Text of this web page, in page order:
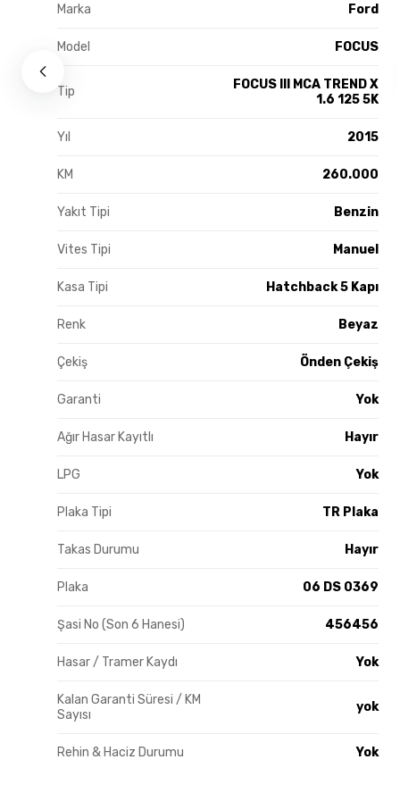
Marka Ford
Model FOCUS
Tip
FOCUS III MCA TREND X
1.6 125 5K
Yıl 2015
KM 260.000
Yakıt Tipi Benzin
Vites Tipi Manuel
Kasa Tipi Hatchback 5 Kapı
Renk Beyaz
Çekiş Önden Çekiş
Garanti Yok
Ağır Hasar Kayıtlı Hayır
LPG Yok
Plaka Tipi TR Plaka
Takas Durumu Hayır
Plaka 06 DS 0369
Şasi No (Son 6 Hanesi) 456456
Hasar / Tramer Kaydı Yok
Kalan Garanti Süresi / KM
Sayısı
yok
Rehin & Haciz Durumu Yok